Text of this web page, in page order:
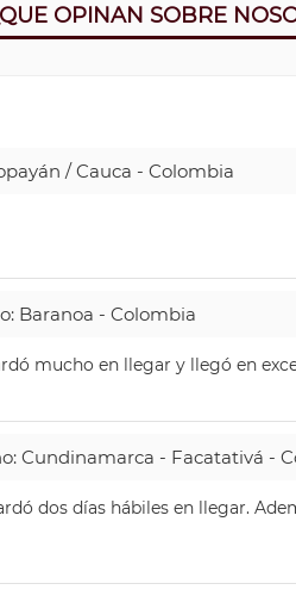
OPINAN SOBRE
/ Cauca - Colombia
Baranoa - Colombia
mucho en llegar y llegó en
Cundinamarca - Facatativá -
dos días hábiles en llegar.